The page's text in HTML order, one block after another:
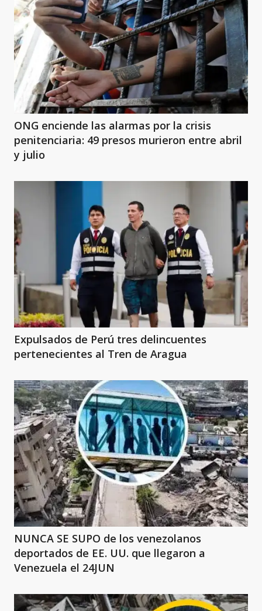
ONG enciende las alarmas por la crisis
penitenciaria: 49 presos murieron entre abril
y julio
Expulsados de Perú tres delincuentes
pertenecientes al Tren de Aragua
NUNCA SE SUPO de los venezolanos
deportados de EE. UU. que llegaron a
Venezuela el 24JUN